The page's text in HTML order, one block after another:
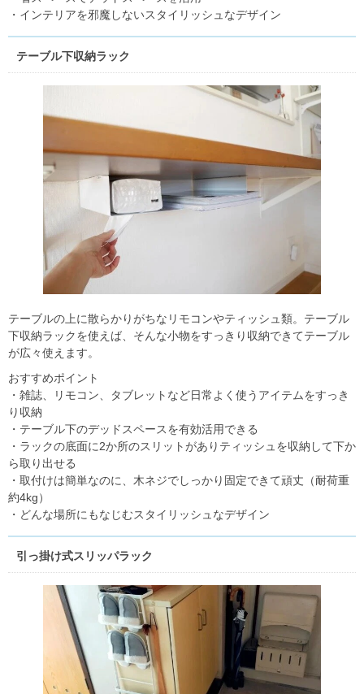
・インテリアを邪魔しないスタイリッシュなデザイン
テーブル下収納ラック
テーブルの上に散らかりがちなリモコンやティッシュ類。テーブル
下収納ラックを使えば、そんな小物をすっきり収納できてテーブル
が広々使えます。
おすすめポイント
・雑誌、リモコン、タブレットなど日常よく使うアイテムをすっき
り収納
・テーブル下のデッドスペースを有効活用できる
・ラックの底面に2か所のスリットがありティッシュを収納して下か
ら取り出せる
・取付けは簡単なのに、木ネジでしっかり固定できて頑丈（耐荷重
約4kg）
・どんな場所にもなじむスタイリッシュなデザイン
引っ掛け式スリッパラック